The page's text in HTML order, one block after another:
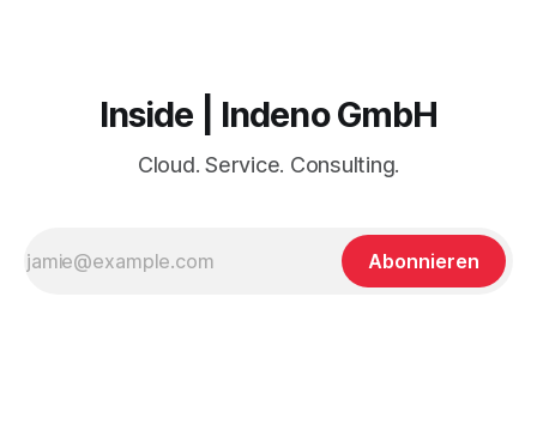
Inside | Indeno GmbH
Cloud. Service. Consulting.
Abonnieren